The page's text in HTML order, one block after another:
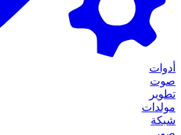
أدوات
صوت
تطوير
مولدات
شبكة